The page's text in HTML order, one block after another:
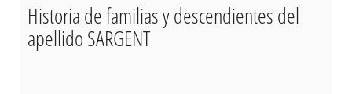
Historia de familias y descendientes del
apellido SARGENT